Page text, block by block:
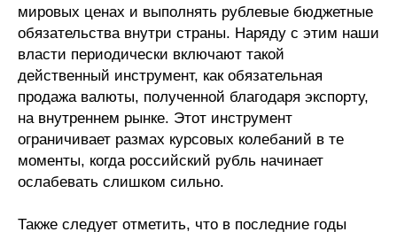
мировых ценах и выполнять рублевые бюджетные
обязательства внутри страны. Наряду с этим наши
власти периодически включают такой
действенный инструмент, как обязательная
продажа валюты, полученной благодаря экспорту,
на внутреннем рынке. Этот инструмент
ограничивает размах курсовых колебаний в те
моменты, когда российский рубль начинает
ослабевать слишком сильно.
Также следует отметить, что в последние годы